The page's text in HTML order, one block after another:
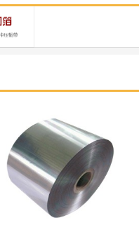
15,175 615
91,000
87,000 0
17,500
18,000